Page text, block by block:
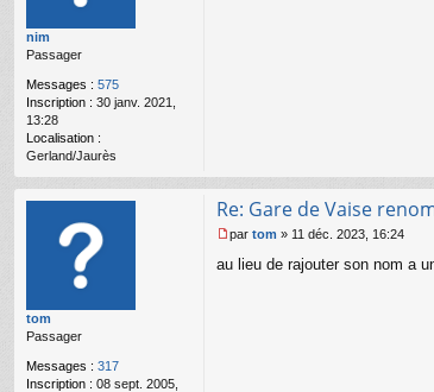
nim
Passager
Messages : 575
Inscription : 30 janv. 2021,
13:28
Localisation :
Gerland/Jaurès
tom
Passager
Messages : 317
Inscription : 08 sept. 2005,
Re: Gare de Vaise
e
par tom » 11 déc. 2023, 16:24
au lieu de rajouter son nom a